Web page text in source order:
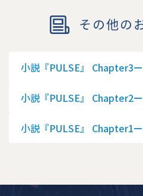
その他の
小説『PULSE』 Chapter3
小説『PULSE』 Chapter2
小説『PULSE』 Chapter1